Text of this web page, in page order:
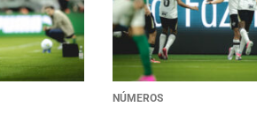
NÚMEROS